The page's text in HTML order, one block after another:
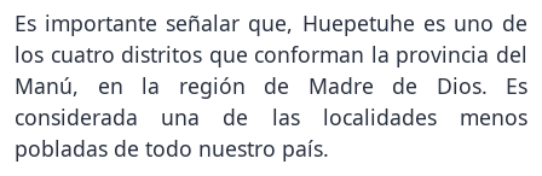
Es importante señalar que, Huepetuhe es uno de
los cuatro distritos que conforman la provincia del
Manú, en la región de Madre de Dios. Es
considerada una de las localidades menos
pobladas de todo nuestro país.